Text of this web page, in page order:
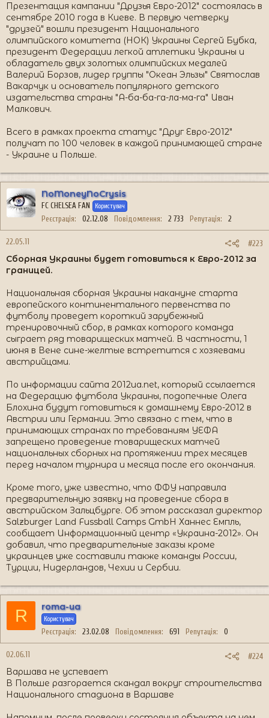
Презентация кампании "Друзья Евро-2012" состоялась в
сентябре 2010 года в Киеве. В первую четверку
"друзей" вошли президент Национального
олимпийского комитета (НОК) Украины Сергей Бубка,
президент Федерации легкой атлетики Украины и
обладатель двух золотых олимпийских медалей
Валерий Борзов, лидер группы "Океан Эльзы" Святослав
Вакарчук и основатель популярного детского
издательства страны "А-ба-ба-га-ла-ма-га" Иван
Малкович.
Всего в рамках проекта статус "Друг Евро-2012"
получат по 100 человек в каждой принимающей стране
- Украине и Польше.
NoMoneyNoCrysis
FC CHELSEA FAN Користувач
Реєстрація 02.12.08 Повідомлення 2 733 Репутація 2
22.05.11 #223
Сборная Украины будет готовиться к Евро-2012 за
границей.
Национальная сборная Украины накануне старта
европейского континентального первенства по
футболу проведет короткий зарубежный
тренировочный сбор, в рамках которого команда
сыграет ряд товарищеских матчей. В частности, 1
июня в Вене сине-желтые встретится с хозяевами
австрийцами.
По информации сайта 2012ua.net, который ссылается
на Федерацию футбола Украины, подопечные Олега
Блохина будут готовиться к домашнему Евро-2012 в
Австрии или Германии. Это связано с тем, что в
принимающих странах по требованиям УЕФА
запрещено проведение товарищеских матчей
национальных сборных на протяжении трех месяцев
перед началом турнира и месяца после его окончания.
Кроме того, уже известно, что ФФУ направила
предварительную заявку на проведение сбора в
австрийском Зальцбурге. Об этом рассказал директор
Salzburger Land Fussball Camps GmbH Ханнес Емпль,
сообщает Информационный центр «Украина-2012». Он
добавил, что предварительные заказы кроме
украинцев уже составили также команды России,
Турции, Нидерландов, Чехии и Сербии.
R roma-ua
Користувач
Реєстрація 23.02.08 Повідомлення 691 Репутація 0
02.06.11 #224
Варшава не успевает
В Польше разгорается скандал вокруг строительства
Национального стадиона в Варшаве